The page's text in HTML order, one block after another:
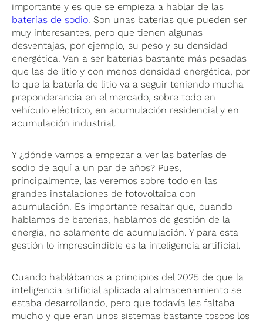
importante y es que se empieza a hablar de las
baterías de sodio. Son unas baterías que pueden ser
muy interesantes, pero que tienen algunas
desventajas, por ejemplo, su peso y su densidad
energética. Van a ser baterías bastante más pesadas
que las de litio y con menos densidad energética, por
lo que la batería de litio va a seguir teniendo mucha
preponderancia en el mercado, sobre todo en
vehículo eléctrico, en acumulación residencial y en
acumulación industrial.
Y ¿dónde vamos a empezar a ver las baterías de
sodio de aquí a un par de años? Pues,
principalmente, las veremos sobre todo en las
grandes instalaciones de fotovoltaica con
acumulación. Es importante resaltar que, cuando
hablamos de baterías, hablamos de gestión de la
energía, no solamente de acumulación. Y para esta
gestión lo imprescindible es la inteligencia artificial.
Cuando hablábamos a principios del 2025 de que la
inteligencia artificial aplicada al almacenamiento se
estaba desarrollando, pero que todavía les faltaba
mucho y que eran unos sistemas bastante toscos los